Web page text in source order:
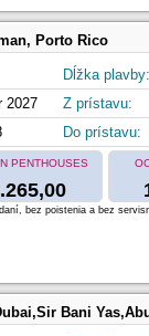
Porto Rico
2027
Dĺžka plavby:
Z prístavu:
Do prístavu:
PENTHOUSES
bez poistenia a bez
Bani